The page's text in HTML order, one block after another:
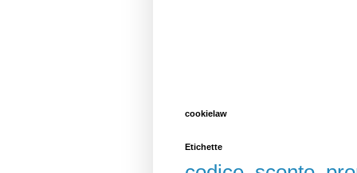
cookielaw
Etichette